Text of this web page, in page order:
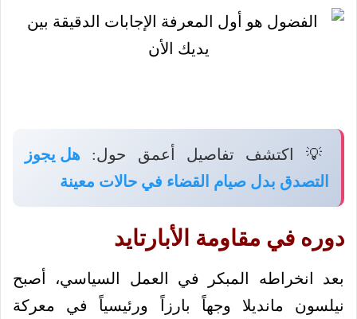
💡 اكتشف تفاصيل أعمق حول: هل يجوز
التصدق بدل صيام القضاء في حالات معينة
دوره في مقاومة الأبارتايد
بعد انخراطه المبكر في العمل السياسي، أصبح
نيلسون مانديلا وجهاً بارزاً ورئيسياً في معركة